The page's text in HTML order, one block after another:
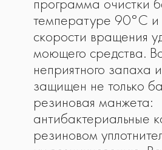
температуре 90°C и
скорости вращения
моющего средства.
неприятного запаха
защищен не только
резиновая манжета:
антибактериальные
резиновом